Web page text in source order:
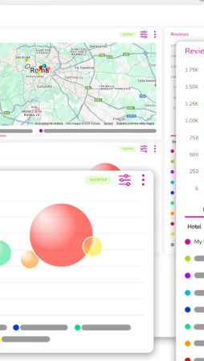
no Booking.com,
competitivo selecionado.
num mapa, monitorizando
no Booking.com com o
do equilíbrio entre preço e
recebidos e a sua
e a presença no Google Travel,
do hóspede e reforçar a
e maximizar as